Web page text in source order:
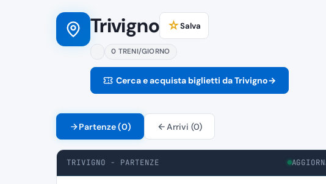
Trivigno ☆Salva
0 TRENI/GIORNO
Cerca e acquista biglietti da Trivigno→
Partenze (0) Arrivi (0)
TRIVIGNO - PARTENZE